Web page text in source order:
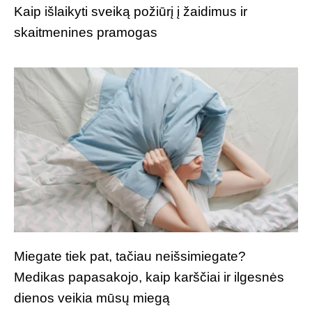
Kaip išlaikyti sveiką požiūrį į žaidimus ir
skaitmenines pramogas
Miegate tiek pat, tačiau neišsimiegate?
Medikas papasakojo, kaip karščiai ir ilgesnės
dienos veikia mūsų miegą